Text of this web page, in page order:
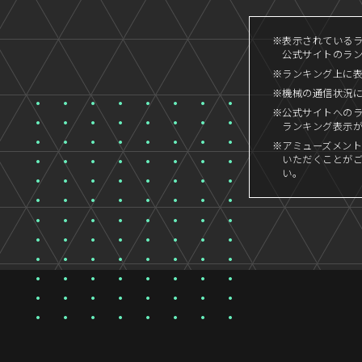
※表示されている
公式サイトのラ
※ランキング上に
※機械の通信状況
※公式サイトへの
ランキング表示
※アミューズメン
いただくことが
い。